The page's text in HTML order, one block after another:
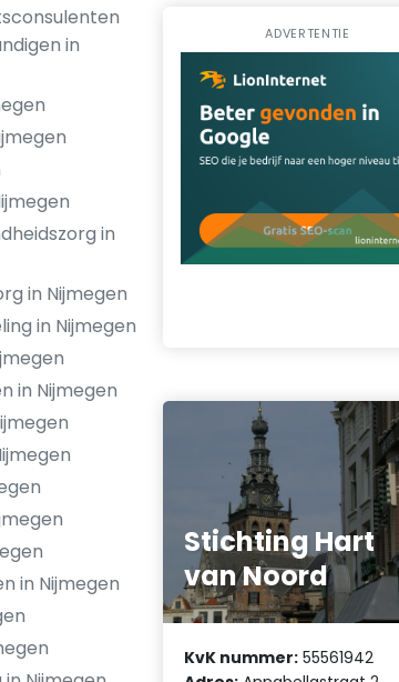
in
in
in Nijmegen
in Nijmegen
in Nijmegen
in Nijmegen
ADVERTENTIE
Stichting Hart
van Noord
KvK nummer: 55561942